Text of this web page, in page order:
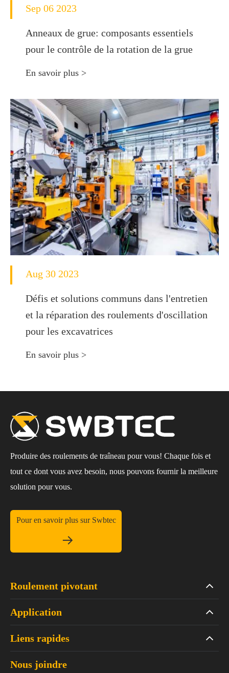
Sep 06 2023
Anneaux de grue: composants essentiels
pour le contrôle de la rotation de la grue
En savoir plus >
Aug 30 2023
Défis et solutions communs dans l'entretien
et la réparation des roulements d'oscillation
pour les excavatrices
En savoir plus >
Produire des roulements de traîneau pour vous! Chaque fois et
tout ce dont vous avez besoin, nous pouvons fournir la meilleure
solution pour vous.
Pour en savoir plus sur Swbtec

Roulement pivotant
Application
Liens rapides
Nous joindre